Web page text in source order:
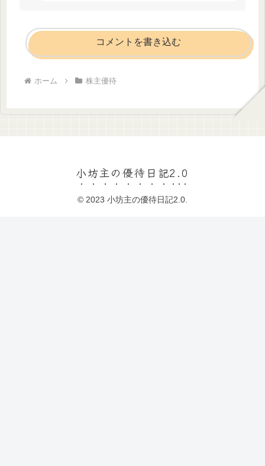
コメントを書き込む
ホーム 株主優待
小坊主の優待日記2.0
© 2023 小坊主の優待日記2.0.